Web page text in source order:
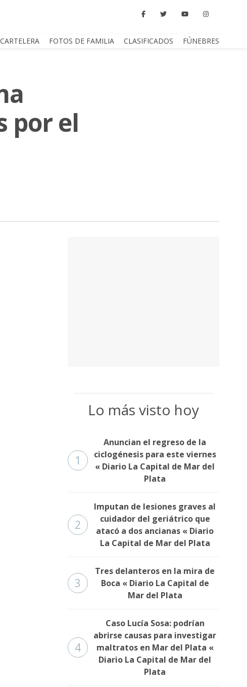
CARTELERA FOTOS DE FAMILIA CLASIFICADOS FÚNEBRES
por el
Lo más visto hoy
1
Anuncian el regreso de la
ciclogénesis para este viernes
« Diario La Capital de Mar del
Plata
2
Imputan de lesiones graves al
cuidador del geriátrico que
atacó a dos ancianas « Diario
La Capital de Mar del Plata
3
Tres delanteros en la mira de
Boca « Diario La Capital de
Mar del Plata
4
Caso Lucía Sosa: podrían
abrirse causas para investigar
maltratos en Mar del Plata «
Diario La Capital de Mar del
Plata